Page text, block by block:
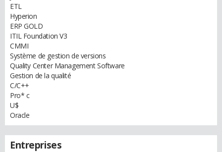
ETL
Hyperion
ERP GOLD
ITIL Foundation V3
CMMI
Système de gestion de versions
Quality Center Management Software
Gestion de la qualité
C/C++
Pro* c
U$
Oracle
Entreprises